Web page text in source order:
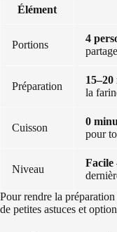
Élément
Portions
4
Préparation
la
Cuisson
0
pour
Niveau
Facile
Pour rendre la
de petites astuces et